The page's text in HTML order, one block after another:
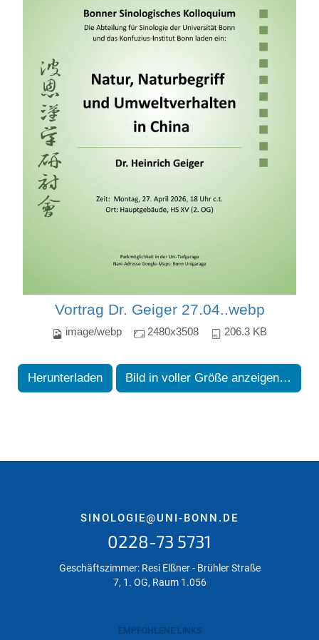
Vortrag Dr. Geiger 27.04..webp
image/webp 2480x3508 206.3 KB
Herunterladen Bild in voller Größe anzeigen…
SINOLOGIE@UNI-BONN.DE
0228-73 5731
Geschäftszimmer: Resi Elßner - Brühler Straße
7, 1. OG, Raum 1.056
EMPFOHLENE LINKS